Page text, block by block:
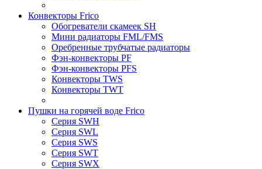
Конвекторы Frico
Обогреватели скамеек SH
Мини радиаторы FML/FMS
Оребренные трубчатые радиаторы
Фэн-конвекторы PF
Фэн-конвекторы PFS
Конвекторы TWS
Конвекторы TWT
Пушки на горячей воде Frico
Серия SWH
Серия SWL
Серия SWS
Серия SWT
Серия SWX